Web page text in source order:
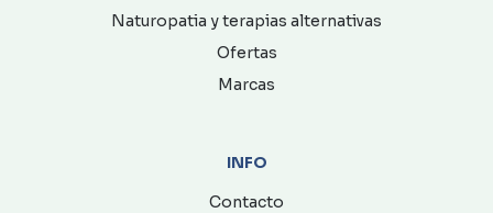
Naturopatia y terapias alternativas
Ofertas
Marcas
INFO
Contacto